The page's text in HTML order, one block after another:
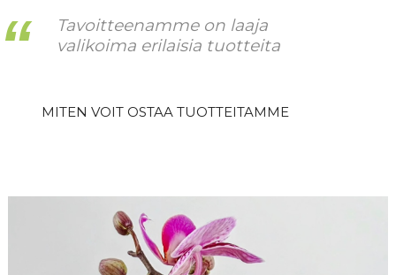
Tavoitteenamme on laaja
valikoima erilaisia tuotteita
MITEN VOIT OSTAA TUOTTEITAMME